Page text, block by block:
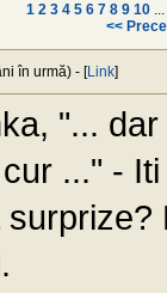
1 2 3 4 5 6 7 8 9 10 ...
<<
în urmă) - [Link]
"...
..." -